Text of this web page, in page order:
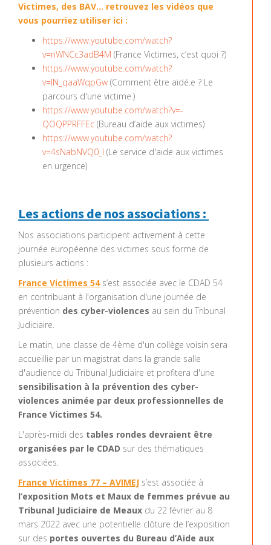
Victimes, des BAV... retrouvez les vidéos que
vous pourriez utiliser ici :
https://www.youtube.com/watch?
v=nWNCc3adB4M (France Victimes, c’est quoi ?)
https://www.youtube.com/watch?
v=lN_qaaWqpGw (Comment être aidé.e ? Le
parcours d'une victime.)
https://www.youtube.com/watch?v=-
QOQPPRFFEc (Bureau d’aide aux victimes)
https://www.youtube.com/watch?
v=4sNabNVQ0_I (Le service d'aide aux victimes
en urgence)
Les actions de nos associations :
Nos associations participent activement à cette
journée européenne des victimes sous forme de
plusieurs actions :
France Victimes 54s’est associée avec le CDAD 54
en contribuant à l'organisation d'une journée de
prévention des cyber-violences au sein du Tribunal
Judiciaire.
Le matin, une classe de 4ème d'un collège voisin sera
accueillie par un magistrat dans la grande salle
d'audience du Tribunal Judiciaire et profitera d'une
sensibilisation à la prévention des cyber-
violences animée par deux professionnelles de
France Victimes 54.
L'après-midi des tables rondes devraient être
organisées par le CDAD sur des thématiques
associées.
France Victimes 77 – AVIMEJ s’est associée à
l’exposition Mots et Maux de femmes prévue au
Tribunal Judiciaire de Meaux du 22 février au 8
mars 2022 avec une potentielle clôture de l’exposition
sur des portes ouvertes du Bureau d’Aide aux